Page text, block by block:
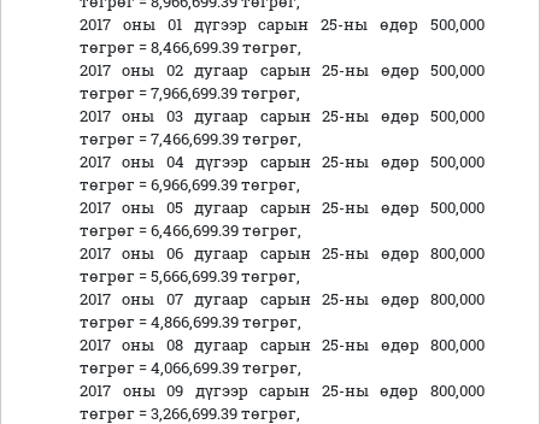
2017 оны 01 дүгээр сарын 25-ны өдөр 500,000
төгрөг = 8,466,699.39 төгрөг,
2017 оны 02 дугаар сарын 25-ны өдөр 500,000
төгрөг = 7,966,699.39 төгрөг,
2017 оны 03 дугаар сарын 25-ны өдөр 500,000
төгрөг = 7,466,699.39 төгрөг,
2017 оны 04 дүгээр сарын 25-ны өдөр 500,000
төгрөг = 6,966,699.39 төгрөг,
2017 оны 05 дугаар сарын 25-ны өдөр 500,000
төгрөг = 6,466,699.39 төгрөг,
2017 оны 06 дугаар сарын 25-ны өдөр 800,000
төгрөг = 5,666,699.39 төгрөг,
2017 оны 07 дугаар сарын 25-ны өдөр 800,000
төгрөг = 4,866,699.39 төгрөг,
2017 оны 08 дугаар сарын 25-ны өдөр 800,000
төгрөг = 4,066,699.39 төгрөг,
2017 оны 09 дүгээр сарын 25-ны өдөр 800,000
төгрөг = 3,266,699.39 төгрөг,